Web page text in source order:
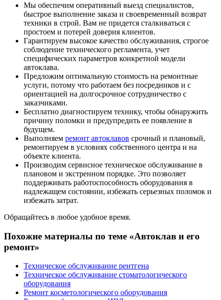
Мы обеспечим оперативный выезд специалистов,
быстрое выполнение заказа и своевременный возврат
техники в строй. Вам не придется сталкиваться с
простоем и потерей доверия клиентов.
Гарантируем высокое качество обслуживания, строгое
соблюдение технического регламента, учет
специфических параметров конкретной модели
автоклава.
Предложим оптимальную стоимость на ремонтные
услуги, потому что работаем без посредников и с
ориентацией на долгосрочное сотрудничество с
заказчиками.
Бесплатно диагностируем технику, чтобы обнаружить
причину поломки и предупредить ее появление в
будущем.
Выполняем ремонт автоклавов срочный и плановый,
ремонтируем в условиях собственного центра и на
объекте клиента.
Производим сервисное техническое обслуживание в
плановом и экстренном порядке. Это позволяет
поддерживать работоспособность оборудования в
надлежащем состоянии, избежать серьезных поломок и
избежать затрат.
Обращайтесь в любое удобное время.
Похожие материалы по теме «Автоклав и его
ремонт»
Техническое обслуживание рентгена
Техническое обслуживание стоматологического
оборудования
Ремонт косметологического оборудования